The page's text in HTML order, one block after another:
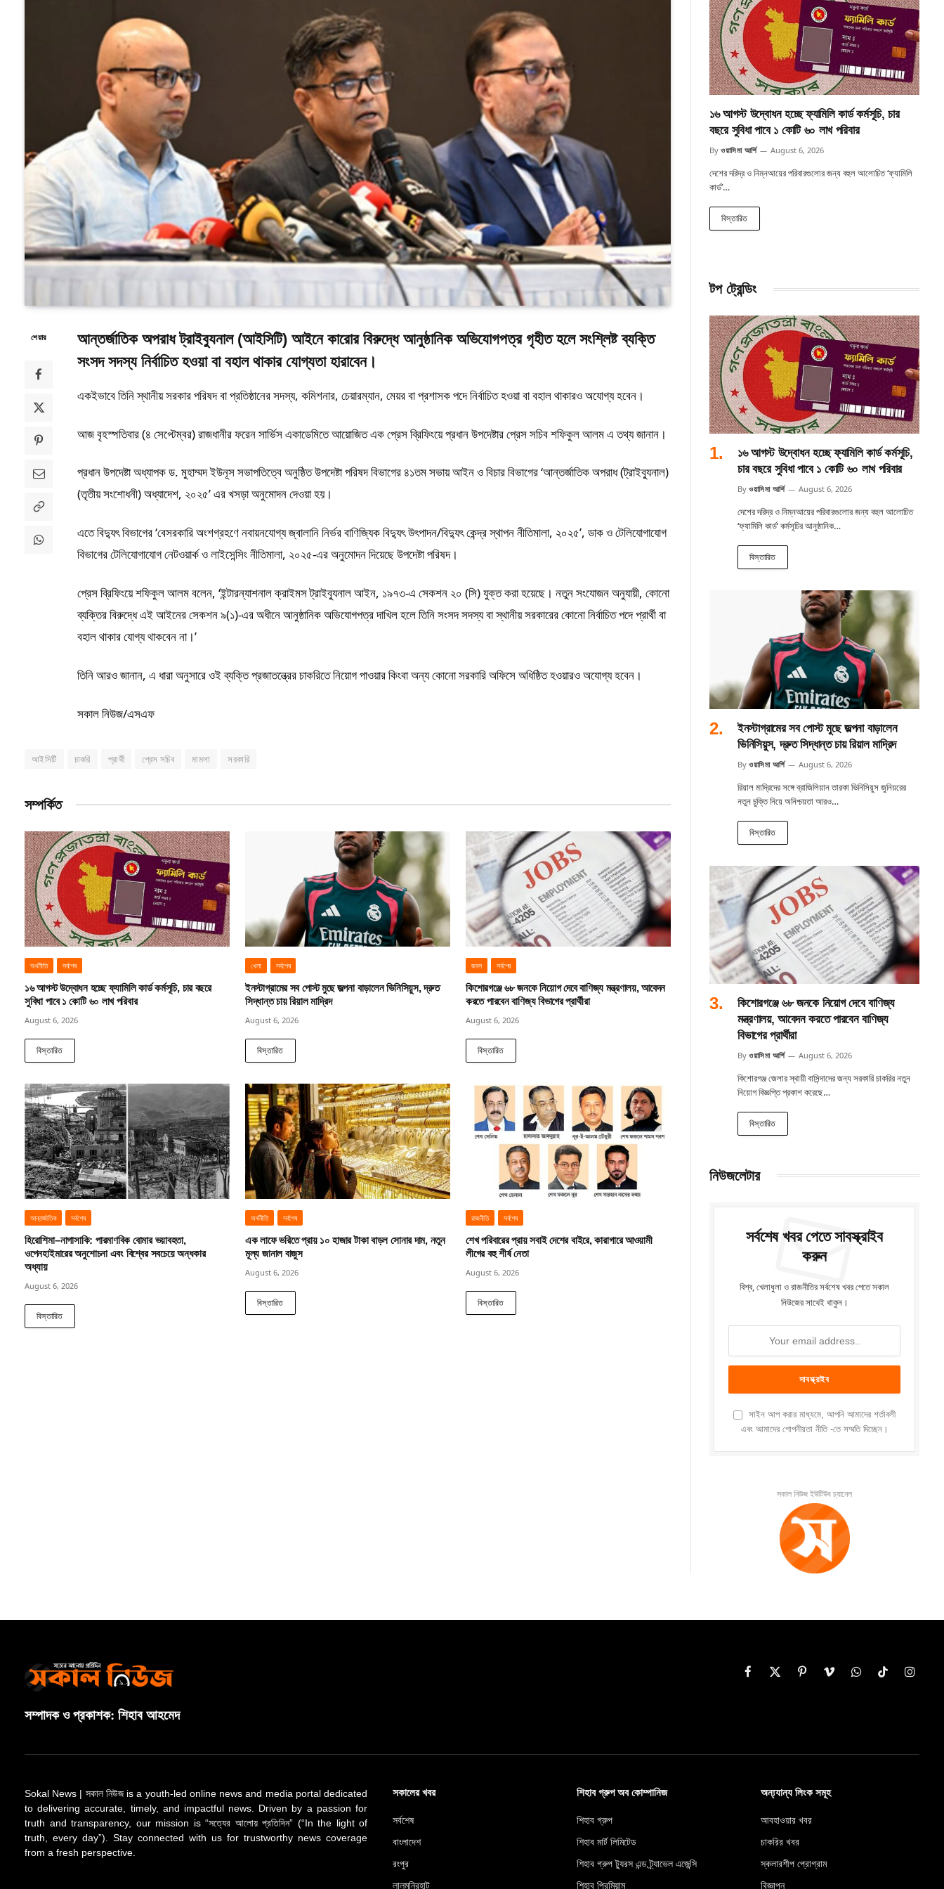
শেয়ার
আন্তর্জাতিক অপরাধ ট্রাইব্যুনাল (আইসিটি) আইনে কারোর বিরুদ্ধে আনুষ্ঠানিক অভিযোগপত্র গৃহীত হলে সংশ্লিষ্ট ব্যক্তি
সংসদ সদস্য নির্বাচিত হওয়া বা বহাল থাকার যোগ্যতা হারাবেন।
একইভাবে তিনি স্থানীয় সরকার পরিষদ বা প্রতিষ্ঠানের সদস্য, কমিশনার, চেয়ারম্যান, মেয়র বা প্রশাসক পদে নির্বাচিত হওয়া বা বহাল থাকারও অযোগ্য হবেন।
আজ বৃহস্পতিবার (৪ সেপ্টেম্বর) রাজধানীর ফরেন সার্ভিস একাডেমিতে আয়োজিত এক প্রেস ব্রিফিংয়ে প্রধান উপদেষ্টার প্রেস সচিব শফিকুল আলম এ তথ্য জানান।
প্রধান উপদেষ্টা অধ্যাপক ড. মুহাম্মদ ইউনূস সভাপতিত্বে অনুষ্ঠিত উপদেষ্টা পরিষদ বিভাগের ৪১তম সভায় আইন ও বিচার বিভাগের ‘আন্তর্জাতিক অপরাধ (ট্রাইব্যুনাল)
(তৃতীয় সংশোধনী) অধ্যাদেশ, ২০২৫’ এর খসড়া অনুমোদন দেওয়া হয়।
এতে বিদ্যুৎ বিভাগের ‘বেসরকারি অংশগ্রহণে নবায়নযোগ্য জ্বালানি নির্ভর বাণিজ্যিক বিদ্যুৎ উৎপাদন/বিদ্যুৎ কেন্দ্র স্থাপন নীতিমালা, ২০২৫’, ডাক ও টেলিযোগাযোগ
বিভাগের টেলিযোগাযোগ নেটওয়ার্ক ও লাইসেন্সিং নীতিমালা, ২০২৫-এর অনুমোদন দিয়েছে উপদেষ্টা পরিষদ।
প্রেস ব্রিফিংয়ে শফিকুল আলম বলেন, ‘ইন্টারন্যাশনাল ক্রাইমস ট্রাইব্যুনাল আইন, ১৯৭৩-এ সেকশন ২০ (সি) যুক্ত করা হয়েছে। নতুন সংযোজন অনুযায়ী, কোনো
ব্যক্তির বিরুদ্ধে এই আইনের সেকশন ৯(১)-এর অধীনে আনুষ্ঠানিক অভিযোগপত্র দাখিল হলে তিনি সংসদ সদস্য বা স্থানীয় সরকারের কোনো নির্বাচিত পদে প্রার্থী বা
বহাল থাকার যোগ্য থাকবেন না।’
তিনি আরও জানান, এ ধারা অনুসারে ওই ব্যক্তি প্রজাতন্ত্রের চাকরিতে নিয়োগ পাওয়ার কিংবা অন্য কোনো সরকারি অফিসে অধিষ্ঠিত হওয়ারও অযোগ্য হবেন।
সকাল নিউজ/এসএফ
আইসিটি চাকরি প্রার্থী প্রেস সচিব মামলা সরকারি
সম্পর্কিত
অর্থনীতি সর্বশেষ
১৬ আগস্ট উদ্বোধন হচ্ছে ফ্যামিলি কার্ড কর্মসূচি, চার বছরে
সুবিধা পাবে ১ কোটি ৬০ লাখ পরিবার
August 6, 2026
বিস্তারিত
খেলা সর্বশেষ
ইনস্টাগ্রামের সব পোস্ট মুছে জল্পনা বাড়ালেন ভিনিসিয়ুস, দ্রুত
সিদ্ধান্ত চায় রিয়াল মাদ্রিদ
August 6, 2026
বিস্তারিত
জবস সর্বশেষ
কিশোরগঞ্জে ৬৮ জনকে নিয়োগ দেবে বাণিজ্য মন্ত্রণালয়, আবেদন
করতে পারবেন বাণিজ্য বিভাগের প্রার্থীরা
August 6, 2026
বিস্তারিত
আন্তর্জাতিক সর্বশেষ
হিরোশিমা–নাগাসাকি: পারমাণবিক বোমার ভয়াবহতা,
ওপেনহাইমারের অনুশোচনা এবং বিশ্বের সবচেয়ে অন্ধকার
অধ্যায়
August 6, 2026
বিস্তারিত
অর্থনীতি সর্বশেষ
এক লাফে ভরিতে প্রায় ১০ হাজার টাকা বাড়ল সোনার দাম, নতুন
মূল্য জানাল বাজুস
August 6, 2026
বিস্তারিত
রাজনীতি সর্বশেষ
শেখ পরিবারের প্রায় সবাই দেশের বাইরে, কারাগারে আওয়ামী
লীগের বহু শীর্ষ নেতা
August 6, 2026
বিস্তারিত
১৬ আগস্ট উদ্বোধন হচ্ছে ফ্যামিলি কার্ড কর্মসূচি, চার
বছরে সুবিধা পাবে ১ কোটি ৬০ লাখ পরিবার
By ওয়াসিমা আর্শি August 6, 2026
দেশের দরিদ্র ও নিম্নআয়ের পরিবারগুলোর জন্য বহুল আলোচিত ‘ফ্যামিলি
কার্ড’…
বিস্তারিত
টপ ট্রেন্ডিং
১৬ আগস্ট উদ্বোধন হচ্ছে ফ্যামিলি কার্ড কর্মসূচি,
চার বছরে সুবিধা পাবে ১ কোটি ৬০ লাখ পরিবার
By ওয়াসিমা আর্শি August 6, 2026
দেশের দরিদ্র ও নিম্নআয়ের পরিবারগুলোর জন্য বহুল আলোচিত
‘ফ্যামিলি কার্ড’ কর্মসূচির আনুষ্ঠানিক…
বিস্তারিত
ইনস্টাগ্রামের সব পোস্ট মুছে জল্পনা বাড়ালেন
ভিনিসিয়ুস, দ্রুত সিদ্ধান্ত চায় রিয়াল মাদ্রিদ
By ওয়াসিমা আর্শি August 6, 2026
রিয়াল মাদ্রিদের সঙ্গে ব্রাজিলিয়ান তারকা ভিনিসিয়ুস জুনিয়রের
নতুন চুক্তি নিয়ে অনিশ্চয়তা আরও…
বিস্তারিত
কিশোরগঞ্জে ৬৮ জনকে নিয়োগ দেবে বাণিজ্য
মন্ত্রণালয়, আবেদন করতে পারবেন বাণিজ্য
বিভাগের প্রার্থীরা
By ওয়াসিমা আর্শি August 6, 2026
কিশোরগঞ্জ জেলার স্থায়ী বাসিন্দাদের জন্য সরকারি চাকরির নতুন
নিয়োগ বিজ্ঞপ্তি প্রকাশ করেছে…
বিস্তারিত
নিউজলেটার
সর্বশেষ খবর পেতে সাবস্ক্রাইব
করুন
বিশ্ব, খেলাধুলা ও রাজনীতির সর্বশেষ খবর পেতে সকাল
নিউজের সাথেই থাকুন।
সাইন আপ করার মাধ্যমে, আপনি আমাদের শর্তাবলী
এবং আমাদের গোপনীয়তা নীতি -তে সম্মতি দিচ্ছেন।
সকাল নিউজ ইউটিউব চ্যানেল
সম্পাদক ও প্রকাশক: শিহাব আহমেদ
Facebook
X
PinterestVimeoWhatsAppTikTok
Sokal News | সকাল নিউজ is a youth-led online news and media portal dedicated
to delivering accurate, timely, and impactful news. Driven by a passion for
truth and transparency, our mission is “সত্যের আলোয় প্রতিদিন” (“In the light of
truth, every day”). Stay connected with us for trustworthy news coverage
from a fresh perspective.
সকালের খবর
সর্বশেষ
বাংলাদেশ
রংপুর
লালমনিরহাট
শিহাব গ্রুপ অব কোম্পানিজ
শিহাব গ্রুপ
শিহাব মার্ট লিমিটেড
শিহাব গ্রুপ ট্যুরস এন্ড ট্র্যাভেল এজেন্সি
শিহাব প্রিমিয়াম
অন্য্যান্য লিংক সমূহ
আবহাওয়ার খবর
চাকরির খবর
স্কলারশীপ প্রোগ্রাম
বিজ্ঞাপন